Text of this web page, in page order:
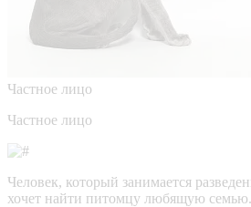
Частное лицо
Частное лицо
Человек, который занимается
хочет найти питомцу любящую семью.